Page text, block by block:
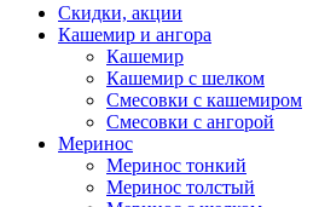
Скидки, акции
Кашемир и ангора
Кашемир
Кашемир с шелком
Смесовки с кашемиром
Смесовки с ангорой
Меринос
Меринос тонкий
Меринос толстый